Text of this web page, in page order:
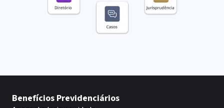
Benefícios Previdenciários